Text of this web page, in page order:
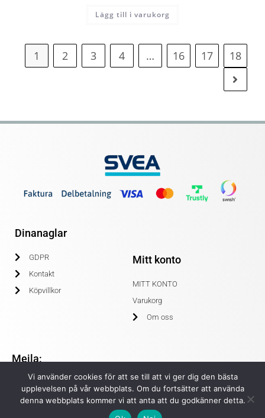
Lägg till i varukorg
1 2 3 4 … 16 17 18
Dinanaglar
GDPR
Kontakt
Köpvillkor
Mitt konto
MITT KONTO
Varukorg
Om oss
Mejla:
info@dinanaglar.se
Vi använder cookies för att se till att vi ger dig den bästa
upplevelsen på vår webbplats. Om du fortsätter att använda
denna webbplats kommer vi att anta att du godkänner detta.